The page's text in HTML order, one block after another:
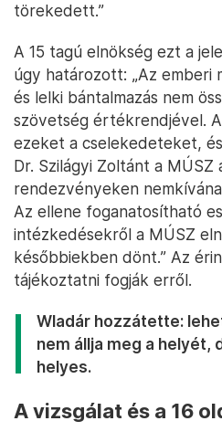
törekedett.”
A 15 tagú elnökség ezt a
úgy határozott: „Az emberi
és lelki bántalmazás nem
szövetség értékrendjével.
ezeket a cselekedeteket,
Dr. Szilágyi Zoltánt a
rendezvényeken
Az ellene foganatosítható
intézkedésekről a MÚSZ
későbbiekben dönt.” Az
tájékoztatni fogják erről.
Wladár hozzátette:
nem állja meg a helyét,
helyes.
A vizsgálat és a 16